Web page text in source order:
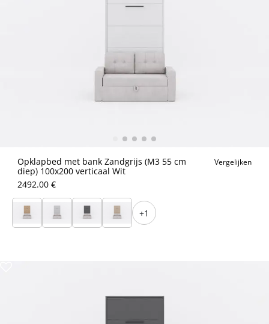
Opklapbed met bank Zandgrijs (M3 55 cm
diep) 100x200 verticaal Wit
Vergelijken
2492.00 €
+1